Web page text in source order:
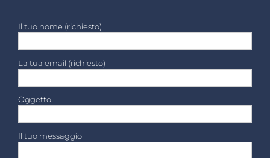
Il tuo nome (richiesto)
La tua email (richiesto)
Oggetto
Il tuo messaggio